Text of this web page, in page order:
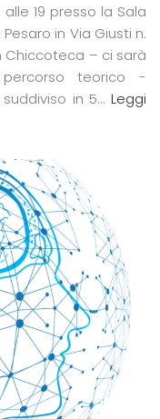
19 presso la Sala
in Via Giusti n.
Chiccoteca – ci sarà
teorico -
in 5… Leggi